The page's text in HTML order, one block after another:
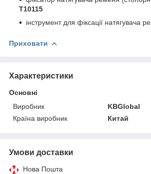
T10115
інструмент для фіксації натягувача
Приховати
Характеристики
Основні
Виробник
KBGlobal
Країна виробник
Китай
Умови доставки
Нова Пошта